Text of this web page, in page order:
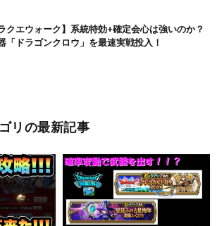
ラクエウォーク】系統特効+確定会心は強いのか？
「ドラゴンクロウ」を最速実戦投入！
リの最新記事